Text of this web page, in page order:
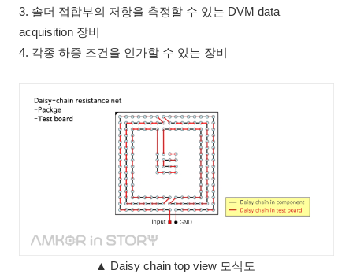
3. 솔더 접합부의 저항을 측정할 수 있는 DVM data
acquisition 장비
4. 각종 하중 조건을 인가할 수 있는 장비
▲ Daisy chain top view 모식도